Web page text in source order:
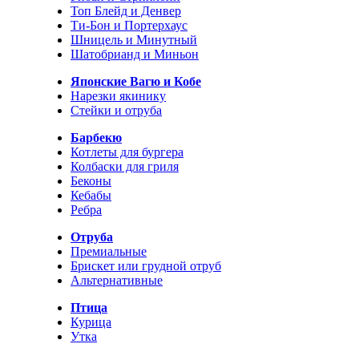
Топ Блейд и Денвер
Ти-Бон и Портерхаус
Шницель и Минутный
Шатобрианд и Миньон
Японские Вагю и Кобе
Нарезки якинику
Стейки и отруба
Барбекю
Котлеты для бургера
Колбаски для гриля
Беконы
Кебабы
Ребра
Отруба
Премиальные
Брискет или грудной отруб
Альтернативные
Птица
Курица
Утка